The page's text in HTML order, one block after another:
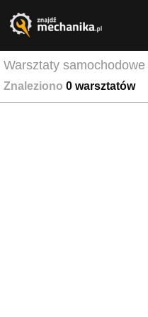
Warsztaty samochodowe
Znaleziono 0 warsztatów